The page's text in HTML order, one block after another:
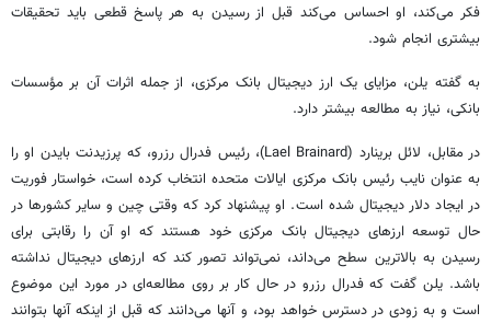
فکر می‌کند، او احساس می‌کند قبل از رسیدن به هر پاسخ قطعی باید تحقیقات
بیشتری انجام شود.
به گفته یلن، مزایای یک ارز دیجیتال بانک مرکزی، از جمله اثرات آن بر مؤسسات
بانکی، نیاز به مطالعه بیشتر دارد.
در مقابل، لائل برینارد (Lael Brainard)، رئیس فدرال رزرو، که پرزیدنت بایدن او را
به عنوان نایب رئیس بانک مرکزی ایالات متحده انتخاب کرده است، خواستار فوریت
در ایجاد دلار دیجیتال شده است. او پیشنهاد کرد که وقتی چین و سایر کشورها در
حال توسعه ارزهای دیجیتال بانک مرکزی خود هستند که او آن را رقابتی برای
رسیدن به بالاترین سطح می‌داند، نمی‌تواند تصور کند که ارزهای دیجیتال نداشته
باشد. یلن گفت که فدرال رزرو در حال کار بر روی مطالعه‌ای در مورد این موضوع
است و به زودی در دسترس خواهد بود، و آنها می‌دانند که قبل از اینکه آنها بتوانند